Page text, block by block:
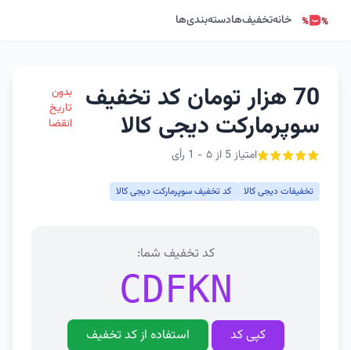
خانهتخفیف‌هادسته‌بندی‌ها
70 هزار تومان کد تخفیف
سوپرمارکت دیجی کالا
امتیاز 5 از ۵ - 1 رأی
بدون
تاریخ
انقضا
تخفیفات دیجی کالا کد تخفیف سوپرمارکت دیجی کالا
کد تخفیف شما:
CDFKN
کپی کد استفاده از کد تخفیف